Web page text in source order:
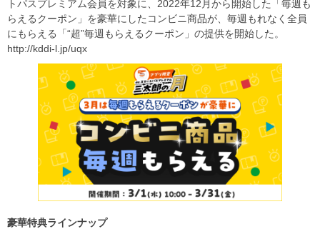
トパスプレミアム会員を対象に、2022年12月から開始した「毎週も
らえるクーポン」を豪華にしたコンビニ商品が、毎週もれなく全員
にもらえる「“超”毎週もらえるクーポン」の提供を開始した。
http://kddi-l.jp/uqx
豪華特典ラインナップ